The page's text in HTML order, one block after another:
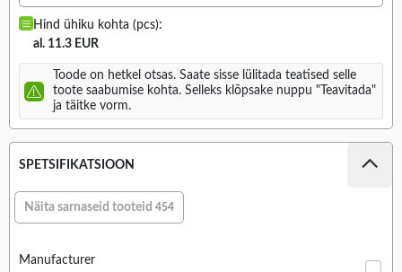
Hind ühiku kohta (pcs):
al. 11.3 EUR
Toode on hetkel otsas. Saate sisse lülitada teatised selle
toote saabumise kohta. Selleks klõpsake nuppu "Teavitada"
ja täitke vorm.
SPETSIFIKATSIOON
Näita sarnaseid tooteid 454
Manufacturer